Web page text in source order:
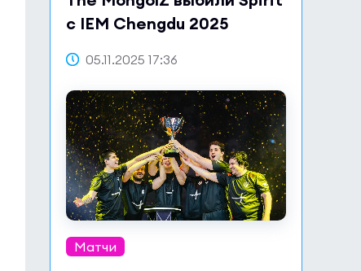
с IEM Chengdu 2025
05.11.2025 17:36
Матчи